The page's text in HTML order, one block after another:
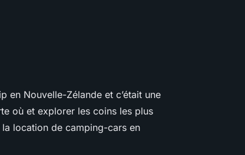
en Nouvelle-Zélande et c’était une
où et explorer les coins les plus
location de camping-cars en